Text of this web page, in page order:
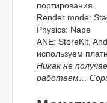
портирования.
Render mode:
Physics: Nape
ANE: StoreKit,
используем
Никак не
работаем…